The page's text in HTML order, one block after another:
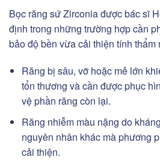
Bọc răng sứ Zirconia được bác sĩ
định trong những trường hợp cần
bảo độ bền vừa cải thiện tính thẩm
Răng bị sâu, vỡ hoặc mẻ lớn
tổn thương và cần được phục
vệ phần răng còn lại.
Răng nhiễm màu nặng do
nguyên nhân khác mà phương
cải thiện.